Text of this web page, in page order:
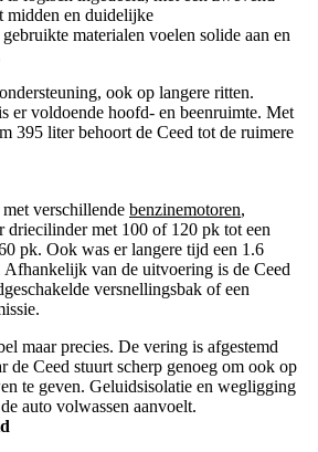
midden en duidelijke
materialen voelen solide aan en
ook op langere ritten.
er voldoende hoofd- en beenruimte. Met
395 liter behoort de Ceed tot de ruimere
verschillende benzinemotoren,
driecilinder met 100 of 120 pk tot een
pk. Ook was er langere tijd een 1.6
Afhankelijk van de uitvoering is de Ceed
versnellingsbak of een
maar precies. De vering is afgestemd
de Ceed stuurt scherp genoeg om ook op
te geven. Geluidsisolatie en wegligging
auto volwassen aanvoelt.